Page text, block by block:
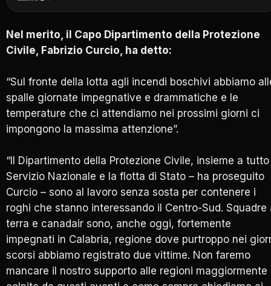
Nel merito, il Capo Dipartimento della Protezione
Civile, Fabrizio Curcio, ha detto:
“Sul fronte della lotta agli incendi boschivi abbiamo
spalle giornate impegnative e drammatiche e le
temperature che ci attendiamo nei prossimi giorni ci
impongono la massima attenzione”.
“Il Dipartimento della Protezione Civile, insieme a
Servizio Nazionale e la flotta di Stato – ha proseguito
Curcio – sono al lavoro senza sosta per contenere i
roghi che stanno interessando il Centro-Sud. Squadre
terra e canadair sono, anche oggi, fortemente
impegnati in Calabria, regione dove purtroppo nei
scorsi abbiamo registrato due vittime. Non faremo
mancare il nostro supporto alle regioni maggiormente